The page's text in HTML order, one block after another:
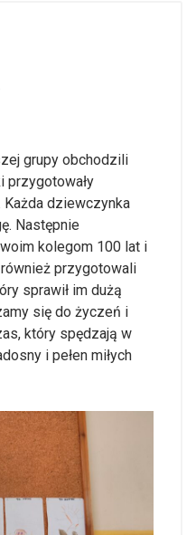
grupy obchodzili
przygotowały
dziewczynka
Następnie
kolegom 100 lat i
również przygotowali
sprawił im dużą
się do życzeń i
który spędzają w
i pełen miłych